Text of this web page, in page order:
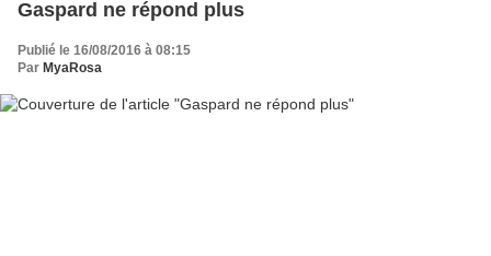
Gaspard ne répond plus
Publié le 16/08/2016 à 08:15
Par MyaRosa